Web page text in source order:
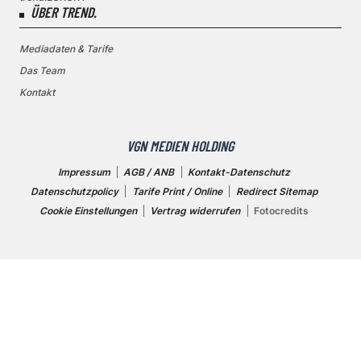
ÜBER TREND.
Mediadaten & Tarife
Das Team
Kontakt
VGN MEDIEN HOLDING
Impressum AGB / ANB
Kontakt-Datenschutz
Datenschutzpolicy
Tarife Print / Online
Redirect Sitemap
Cookie Einstellungen
Vertrag widerrufen Fotocredits